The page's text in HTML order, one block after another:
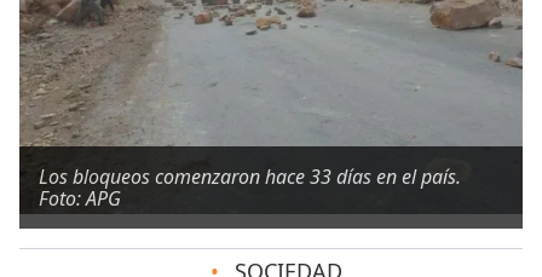
Los bloqueos comenzaron hace 33 días en el país.
Foto: APG
• SOCIEDAD